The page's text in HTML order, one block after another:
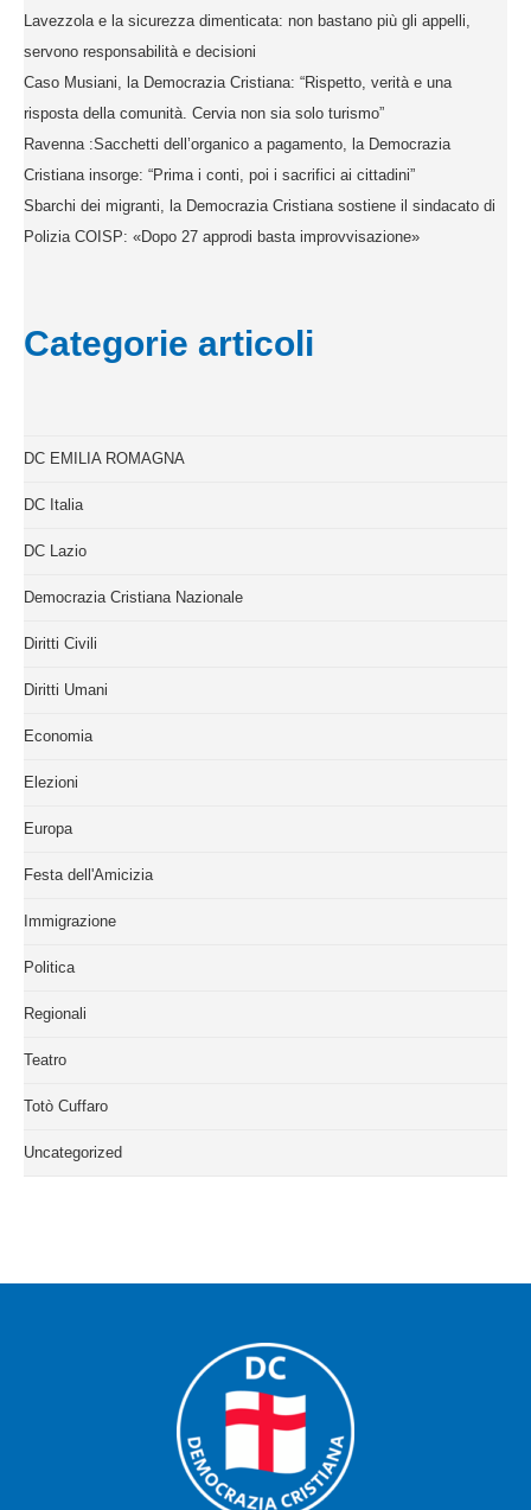
Lavezzola e la sicurezza dimenticata: non bastano più gli appelli,
servono responsabilità e decisioni
Caso Musiani, la Democrazia Cristiana: “Rispetto, verità e una
risposta della comunità. Cervia non sia solo turismo”
Ravenna :Sacchetti dell’organico a pagamento, la Democrazia
Cristiana insorge: “Prima i conti, poi i sacrifici ai cittadini”
Sbarchi dei migranti, la Democrazia Cristiana sostiene il sindacato di
Polizia COISP: «Dopo 27 approdi basta improvvisazione»
Categorie articoli
DC EMILIA ROMAGNA
DC Italia
DC Lazio
Democrazia Cristiana Nazionale
Diritti Civili
Diritti Umani
Economia
Elezioni
Europa
Festa dell'Amicizia
Immigrazione
Politica
Regionali
Teatro
Totò Cuffaro
Uncategorized